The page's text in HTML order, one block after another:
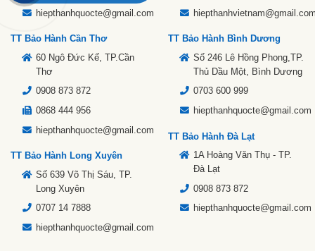
hiepthanhquocte@gmail.com
TT Bảo Hành Cần Thơ
60 Ngô Đức Kế, TP.Cần
Thơ
0908 873 872
0868 444 956
hiepthanhquocte@gmail.com
TT Bảo Hành Long Xuyên
Số 639 Võ Thị Sáu, TP.
Long Xuyên
0707 14 7888
hiepthanhquocte@gmail.com
TT Bảo Hành Bình Dương
Số 246 Lê Hồng Phong,TP.
Thủ Dầu Một, Bình Dương
0703 600 999
hiepthanhquocte@gmail.com
TT Bảo Hành Đà Lạt
1A Hoàng Văn Thụ - TP.
Đà Lạt
0908 873 872
hiepthanhquocte@gmail.com